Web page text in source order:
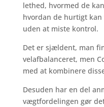
lethed, hvormed de
hvordan de hurtigt
uden at miste kontrol.
Det er sjældent, man
velafbalanceret, men
med at kombinere
Desuden har en del
vægtfordelingen gør